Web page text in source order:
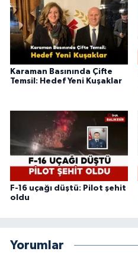
Karaman Basınında Çifte
Temsil: Hedef Yeni Kuşaklar
F-16 uçağı düştü: Pilot şehit
oldu
Yorumlar